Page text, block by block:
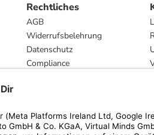
Rechtliches
AGB
Widerrufsbelehrung
Datenschutz
Compliance